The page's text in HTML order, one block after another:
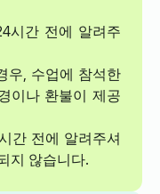
시간 전에 알려주
우, 수업에 참석한
이나 환불이 제공
간 전에 알려주셔
지 않습니다.